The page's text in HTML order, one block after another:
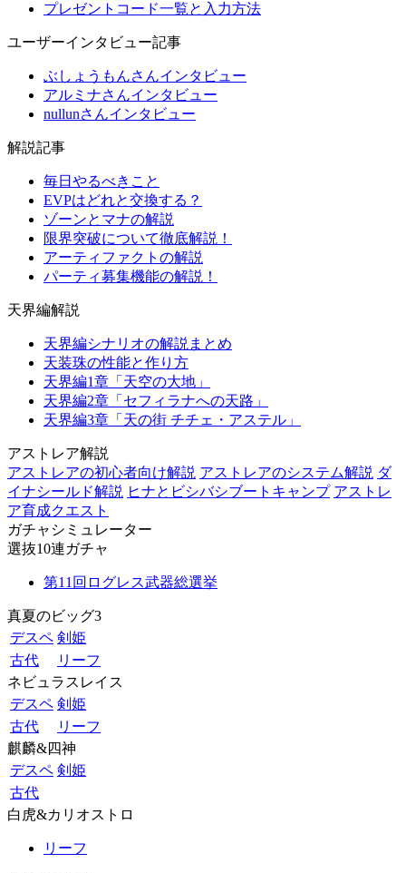
プレゼントコード一覧と入力方法
ユーザーインタビュー記事
ぶしょうもんさんインタビュー
アルミナさんインタビュー
nullunさんインタビュー
解説記事
毎日やるべきこと
EVPはどれと交換する？
ゾーンとマナの解説
限界突破について徹底解説！
アーティファクトの解説
パーティ募集機能の解説！
天界編解説
天界編シナリオの解説まとめ
天装珠の性能と作り方
天界編1章「天空の大地」
天界編2章「セフィラナへの天路」
天界編3章「天の街 チチェ・アステル」
アストレア解説
アストレアの初心者向け解説 アストレアのシステム解説 ダ
イナシールド解説 ヒナとビシバシブートキャンプ アストレ
ア育成クエスト
ガチャシミュレーター
選抜10連ガチャ
第11回ログレス武器総選挙
真夏のビッグ3
デスペ 剣姫
古代
リーフ
ネビュラスレイス
デスペ 剣姫
古代
リーフ
麒麟&四神
デスペ 剣姫
古代
白虎&カリオストロ
リーフ